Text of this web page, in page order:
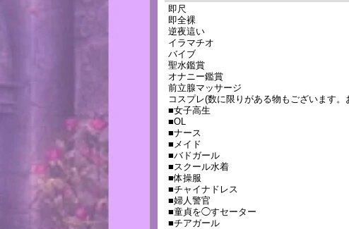
即尺
即全裸
逆夜這い
イラマチオ
バイブ
聖水鑑賞
オナニー鑑賞
前立腺マッサージ
コスプレ(数に限りがある物もございます
■女子高生
■OL
■ナース
■メイド
■バドガール
■スクール水着
■体操服
■チャイナドレス
■婦人警官
■童貞を◯すセーター
■チアガール